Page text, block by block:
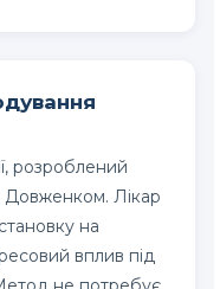
розроблений
Довженком. Лікар
на
вплив під